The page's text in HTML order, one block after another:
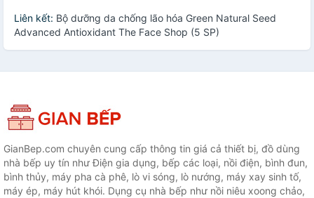
Liên kết: Bộ dưỡng da chống lão hóa Green Natural Seed
Advanced Antioxidant The Face Shop (5 SP)
GianBep.com chuyên cung cấp thông tin giá cả thiết bị, đồ dùng
nhà bếp uy tín như Điện gia dụng, bếp các loại, nồi điện, bình đun,
bình thủy, máy pha cà phê, lò vi sóng, lò nướng, máy xay sinh tố,
máy ép, máy hút khói. Dụng cụ nhà bếp như nồi niêu xoong chảo,